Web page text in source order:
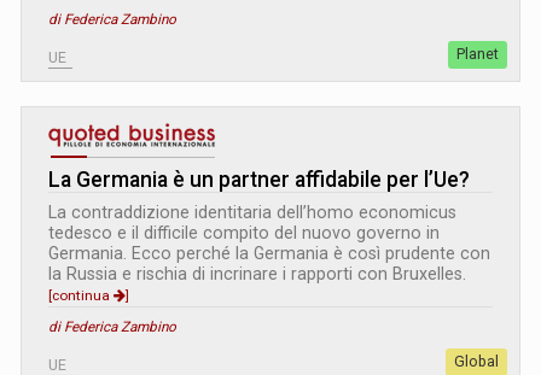
di Federica Zambino
UE Planet
La Germania è un partner affidabile per l’Ue?
La contraddizione identitaria dell’homo economicus
tedesco e il difficile compito del nuovo governo in
Germania. Ecco perché la Germania è così prudente con
la Russia e rischia di incrinare i rapporti con Bruxelles.
[continua
]
di Federica Zambino
UE Global